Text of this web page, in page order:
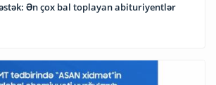
Ən çox bal toplayan abituriyentlər